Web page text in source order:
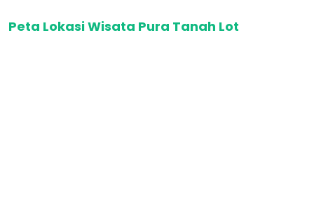
Peta Lokasi Wisata Pura Tanah Lot